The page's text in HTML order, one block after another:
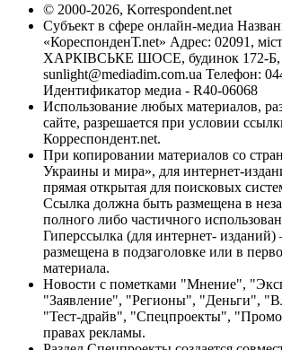
© 2000-2026, Korrespondent.net
Субъект в сфере онлайн-медиа
«КореспонденТ.net» Адрес: 02091,
ХАРКІВСЬКЕ ШОСЕ, будинок 172-Б,
sunlight@mediadim.com.ua Телефон:
Идентификатор медиа - R40-06068
Использование любых материалов,
сайте, разрешается при условии
Корреспондент.net.
При копировании материалов со
Украины и мира», для интернет-
прямая открытая для поисковых
Ссылка должна быть размещена в
полного либо частичного
Гиперссылка (для интернет-
размещена в подзаголовке или в
материала.
Новости с пометками "Мнение",
"Заявление", "Регионы", "Деньги",
"Тест-драйв", "Спецпроекты",
правах рекламы.